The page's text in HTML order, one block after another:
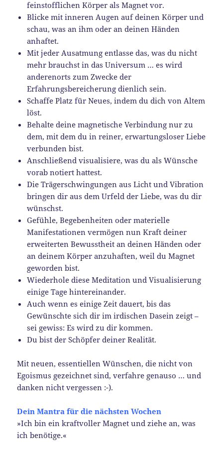
feinstofflichen Körper als Magnet vor.
Blicke mit inneren Augen auf deinen Körper und
schau, was an ihm oder an deinen Händen
anhaftet.
Mit jeder Ausatmung entlasse das, was du nicht
mehr brauchst in das Universum … es wird
anderenorts zum Zwecke der
Erfahrungsbereicherung dienlich sein.
Schaffe Platz für Neues, indem du dich von Altem
löst.
Behalte deine magnetische Verbindung nur zu
dem, mit dem du in reiner, erwartungsloser Liebe
verbunden bist.
Anschließend visualisiere, was du als Wünsche
vorab notiert hattest.
Die Trägerschwingungen aus Licht und Vibration
bringen dir aus dem Urfeld der Liebe, was du dir
wünschst.
Gefühle, Begebenheiten oder materielle
Manifestationen vermögen nun Kraft deiner
erweiterten Bewusstheit an deinen Händen oder
an deinem Körper anzuhaften, weil du Magnet
geworden bist.
Wiederhole diese Meditation und Visualisierung
einige Tage hintereinander.
Auch wenn es einige Zeit dauert, bis das
Gewünschte sich dir im irdischen Dasein zeigt –
sei gewiss: Es wird zu dir kommen.
Du bist der Schöpfer deiner Realität.
Mit neuen, essentiellen Wünschen, die nicht von
Egoismus gezeichnet sind, verfahre genauso … und
danken nicht vergessen :-).
Dein Mantra für die nächsten Wochen
»Ich bin ein kraftvoller Magnet und ziehe an, was
ich benötige.«